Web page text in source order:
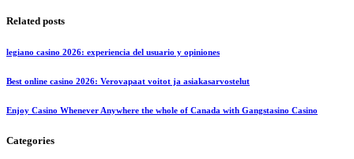
Related posts
legiano casino 2026: experiencia del usuario y opiniones
Best online casino 2026: Verovapaat voitot ja asiakasarvostelut
Enjoy Casino Whenever Anywhere the whole of Canada with Gangstasino Casino
Categories